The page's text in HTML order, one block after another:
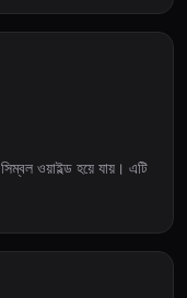
ওয়াইল্ড হয়ে যায়। এটি